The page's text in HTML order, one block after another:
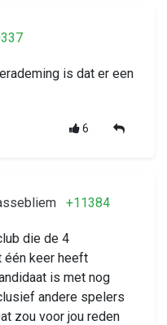
is dat er een
6
+11384
die de 4
één keer heeft
is met nog
andere spelers
zou voor jou reden